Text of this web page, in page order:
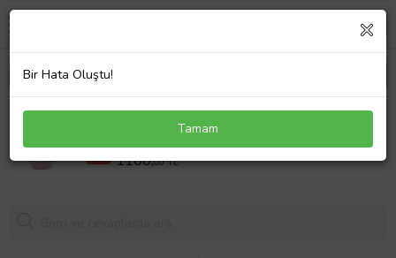
Lenovo XT62 kulaklık Bluetooth 5.3 kablosuz
kulakiçi kulaklık HD çağrı Pembe
%57 2530,02 TL
1100,00 TL
Bir Hata Oluştu!
Tamam